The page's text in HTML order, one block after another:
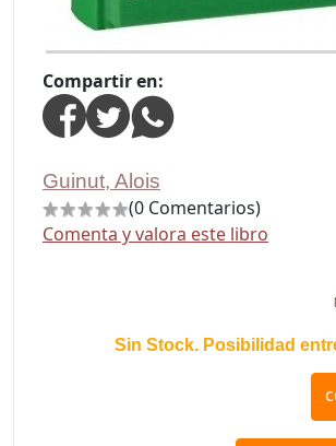
Compartir en:
Guinut, Alois
(0 Comentarios)
Comenta y valora este libro
Sin Stock. Posibilidad